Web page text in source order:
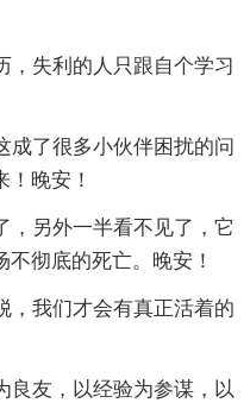
，失利的人只跟自个学习
成了很多小伙伴困扰的问
晚安！
，另外一半看不见了，它
彻底的死亡。晚安！
，我们才会有真正活着的
良友，以经验为参谋，以